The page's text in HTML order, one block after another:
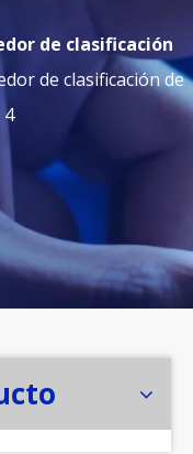
de clasificación
de clasificación de